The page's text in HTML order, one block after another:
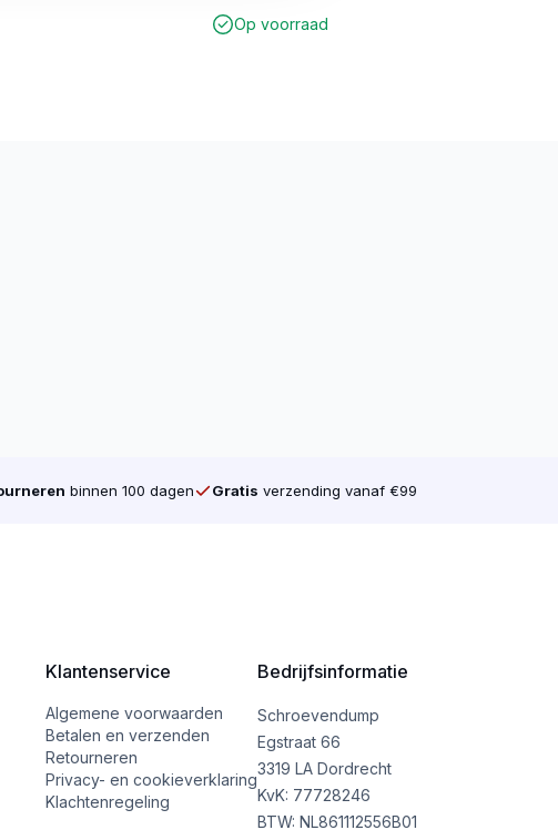
Op voorraad
binnen 100 dagen Gratis verzending vanaf €99
Klantenservice
Algemene voorwaarden
Betalen en verzenden
Retourneren
Privacy- en cookieverklaring
Klachtenregeling
Bedrijfsinformatie
Schroevendump
Egstraat 66
3319 LA Dordrecht
KvK: 77728246
BTW: NL861112556B01